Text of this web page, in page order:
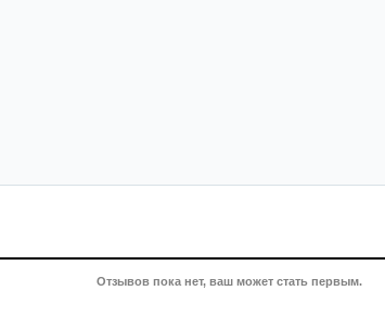
Отзывов пока нет, ваш может стать первым.